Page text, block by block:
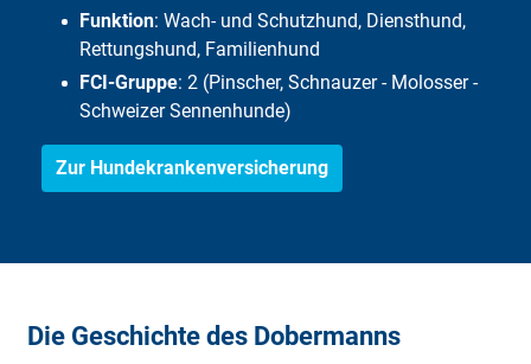
Funktion: Wach- und Schutzhund, Diensthund,
Rettungshund, Familienhund
FCI-Gruppe: 2 (Pinscher, Schnauzer - Molosser -
Schweizer Sennenhunde)
Zur Hundekrankenversicherung
Die Ge­schich­te des Do­ber­manns